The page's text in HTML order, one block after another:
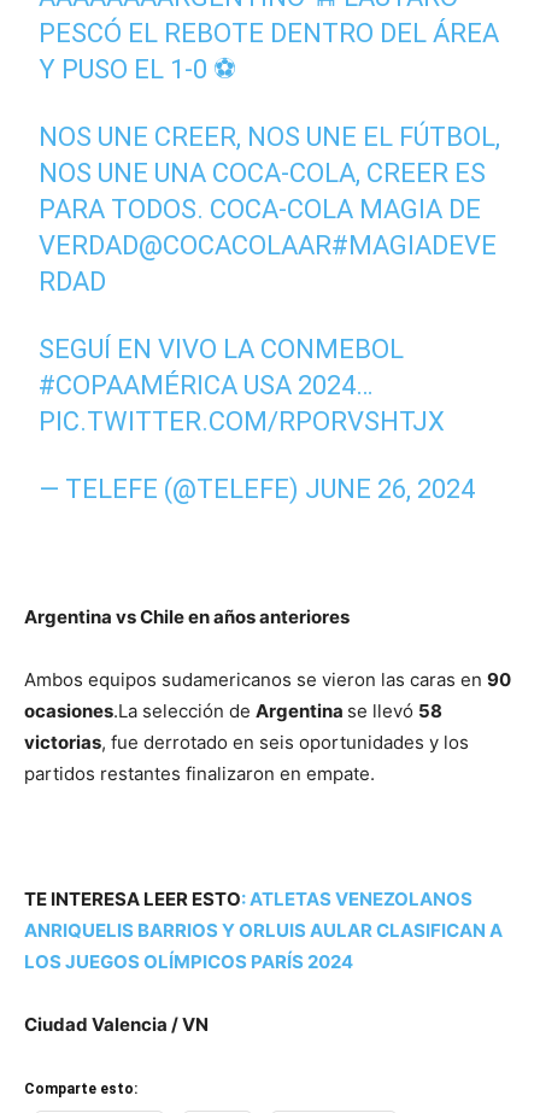
PESCÓ EL REBOTE DENTRO DEL ÁREA
Y PUSO EL 1-0 ⚽
NOS UNE CREER, NOS UNE EL FÚTBOL,
NOS UNE UNA COCA-COLA, CREER ES
PARA TODOS. COCA-COLA MAGIA DE
VERDAD@COCACOLAAR#MAGIADEVE
RDAD
SEGUÍ EN VIVO LA CONMEBOL
#COPAAMÉRICA USA 2024…
PIC.TWITTER.COM/RPORVSHTJX
— TELEFE (@TELEFE) JUNE 26, 2024
Argentina vs Chile en años anteriores
Ambos equipos sudamericanos se vieron las caras en 90
ocasiones.La selección de Argentina se llevó 58
victorias, fue derrotado en seis oportunidades y los
partidos restantes finalizaron en empate.
TE INTERESA LEER ESTO:ATLETAS VENEZOLANOS
ANRIQUELIS BARRIOS Y ORLUIS AULAR CLASIFICAN A
LOS JUEGOS OLÍMPICOS PARÍS 2024
Ciudad Valencia / VN
Comparte esto: